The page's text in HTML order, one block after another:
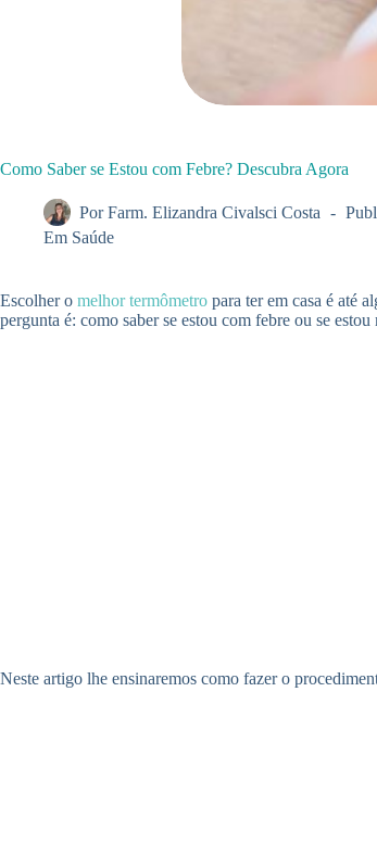
Como Saber se Estou com Febre? Descubra Agora
Por Farm. Elizandra Civalsci Costa
Em Saúde
Escolher o melhor termômetro para ter em casa é até
pergunta é: como saber se estou com febre ou se
Neste artigo lhe ensinaremos como fazer o